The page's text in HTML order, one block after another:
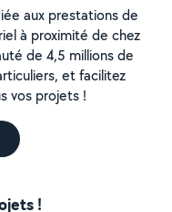
aux prestations de
à proximité de chez
de 4,5 millions de
et facilitez
vos projets !
!